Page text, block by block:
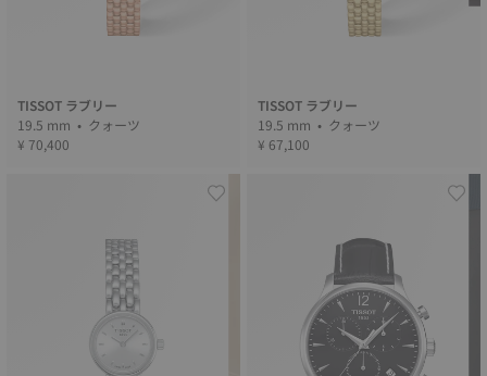
TISSOT ラブリー
19.5 mm • クォーツ
¥ 70,400
TISSOT ラブリー
19.5 mm • クォーツ
¥ 67,100